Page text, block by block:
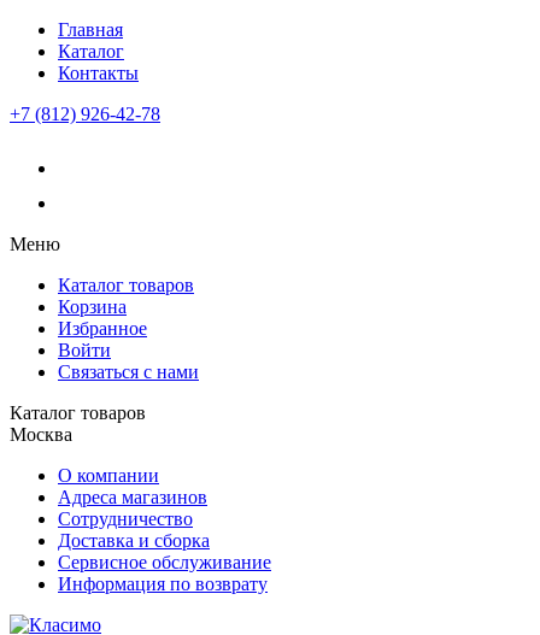
Главная
Каталог
Контакты
+7 (812) 926-42-78
Меню
Каталог товаров
Корзина
Избранное
Войти
Связаться с нами
Каталог товаров
Москва
О компании
Адреса магазинов
Сотрудничество
Доставка и сборка
Сервисное обслуживание
Информация по возврату